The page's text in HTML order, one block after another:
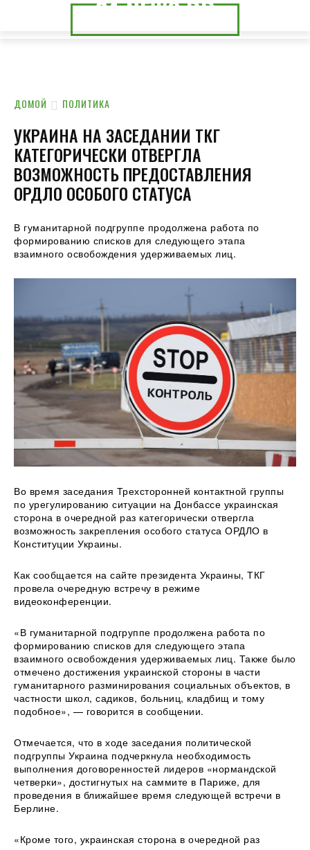
24.NEWS.CK
24.NEWS.DP
ДОМОЙ ПОЛИТИКА
УКРАИНА НА ЗАСЕДАНИИ ТКГ
КАТЕГОРИЧЕСКИ ОТВЕРГЛА
ВОЗМОЖНОСТЬ ПРЕДОСТАВЛЕНИЯ
ОРДЛО ОСОБОГО СТАТУСА
В гуманитарной подгруппе продолжена работа по
формированию списков для следующего этапа
взаимного освобождения удерживаемых лиц.
Во время заседания Трехсторонней контактной группы
по урегулированию ситуации на Донбассе украинская
сторона в очередной раз категорически отвергла
возможность закрепления особого статуса ОРДЛО в
Конституции Украины.
Как сообщается на сайте президента Украины, ТКГ
провела очередную встречу в режиме
видеоконференции.
«В гуманитарной подгруппе продолжена работа по
формированию списков для следующего этапа
взаимного освобождения удерживаемых лиц. Также было
отмечено достижения украинской стороны в части
гуманитарного разминирования социальных объектов, в
частности школ, садиков, больниц, кладбищ и тому
подобное», — говорится в сообщении.
Отмечается, что в ходе заседания политической
подгруппы Украина подчеркнула необходимость
выполнения договоренностей лидеров «нормандской
четверки», достигнутых на саммите в Париже, для
проведения в ближайшее время следующей встречи в
Берлине.
«Кроме того, украинская сторона в очередной раз